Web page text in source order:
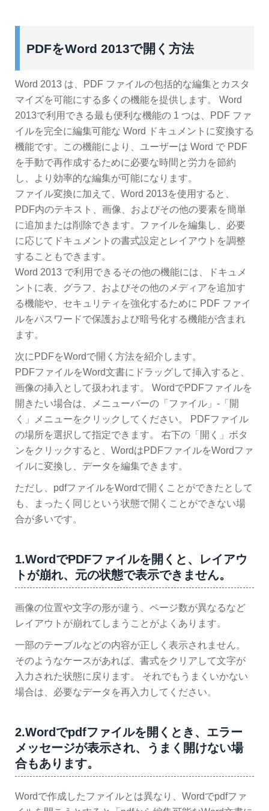
PDFをWord 2013で開く方法
Word 2013 は、PDF ファイルの包括的な編集とカスタ
マイズを可能にする多くの機能を提供します。 Word
2013で利用できる最も便利な機能の 1 つは、PDF ファ
イルを完全に編集可能な Word ドキュメントに変換する
機能です。この機能により、ユーザーは Word で PDF
を手動で再作成するために必要な時間と労力を節約
し、より効率的な編集が可能になります。
ファイル変換に加えて、Word 2013を使用すると、
PDF内のテキスト、画像、およびその他の要素を簡単
に追加または削除できます。ファイルを編集し、必要
に応じてドキュメントの書式設定とレイアウトを調整
することもできます。
Word 2013 で利用できるその他の機能には、ドキュメ
ントに表、グラフ、およびその他のメディアを追加す
る機能や、セキュリティを強化するために PDF ファイ
ルをパスワードで保護および暗号化する機能が含まれ
ます。
次にPDFをWordで開く方法を紹介します。
PDFファイルをWord文書にドラッグして挿入すると、
画像の挿入として扱われます。 WordでPDFファイルを
開きたい場合は、メニューバーの「ファイル」-「開
く」メニューをクリックしてください。 PDFファイル
の場所を選択して指定できます。 右下の「開く」ボタ
ンをクリックすると、WordはPDFファイルをWordファ
イルに変換し、データを編集できます。
ただし、pdfファイルをWordで開くことができたとして
も、まったく同じという状態で開くことができない場
合が多いです。
1.WordでPDFファイルを開くと、レイアウ
トが崩れ、元の状態で表示できません。
画像の位置や文字の形が違う、ページ数が異なるなど
レイアウトが崩れてしまうことがよくあります。
一部のテーブルなどの内容が正しく表示されません。
そのようなケースがあれば、書式をクリアして文字が
入力された状態に戻ります。 それでもうまくいかない
場合は、必要なデータを再入力してください。
2.Wordでpdfファイルを開くとき、エラー
メッセージが表示され、うまく開けない場
合もあります。
Wordで作成したファイルとは異なり、Wordでpdfファ